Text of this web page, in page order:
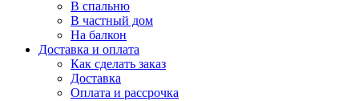
В спальню
В частный дом
На балкон
Доставка и оплата
Как сделать заказ
Доставка
Оплата и рассрочка